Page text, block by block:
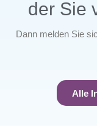
der Sie
Dann melden Sie
Alle